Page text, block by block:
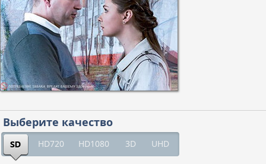
Выберите качество
HD720 HD1080 3D UHD